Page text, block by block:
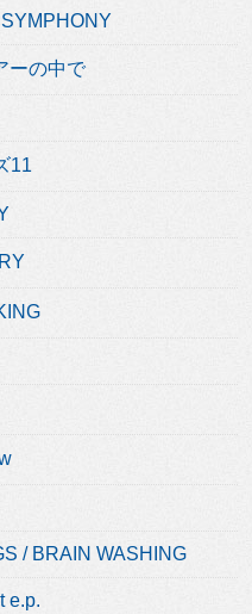
ーの中で
11
/ BRAIN WASHING
e.p.